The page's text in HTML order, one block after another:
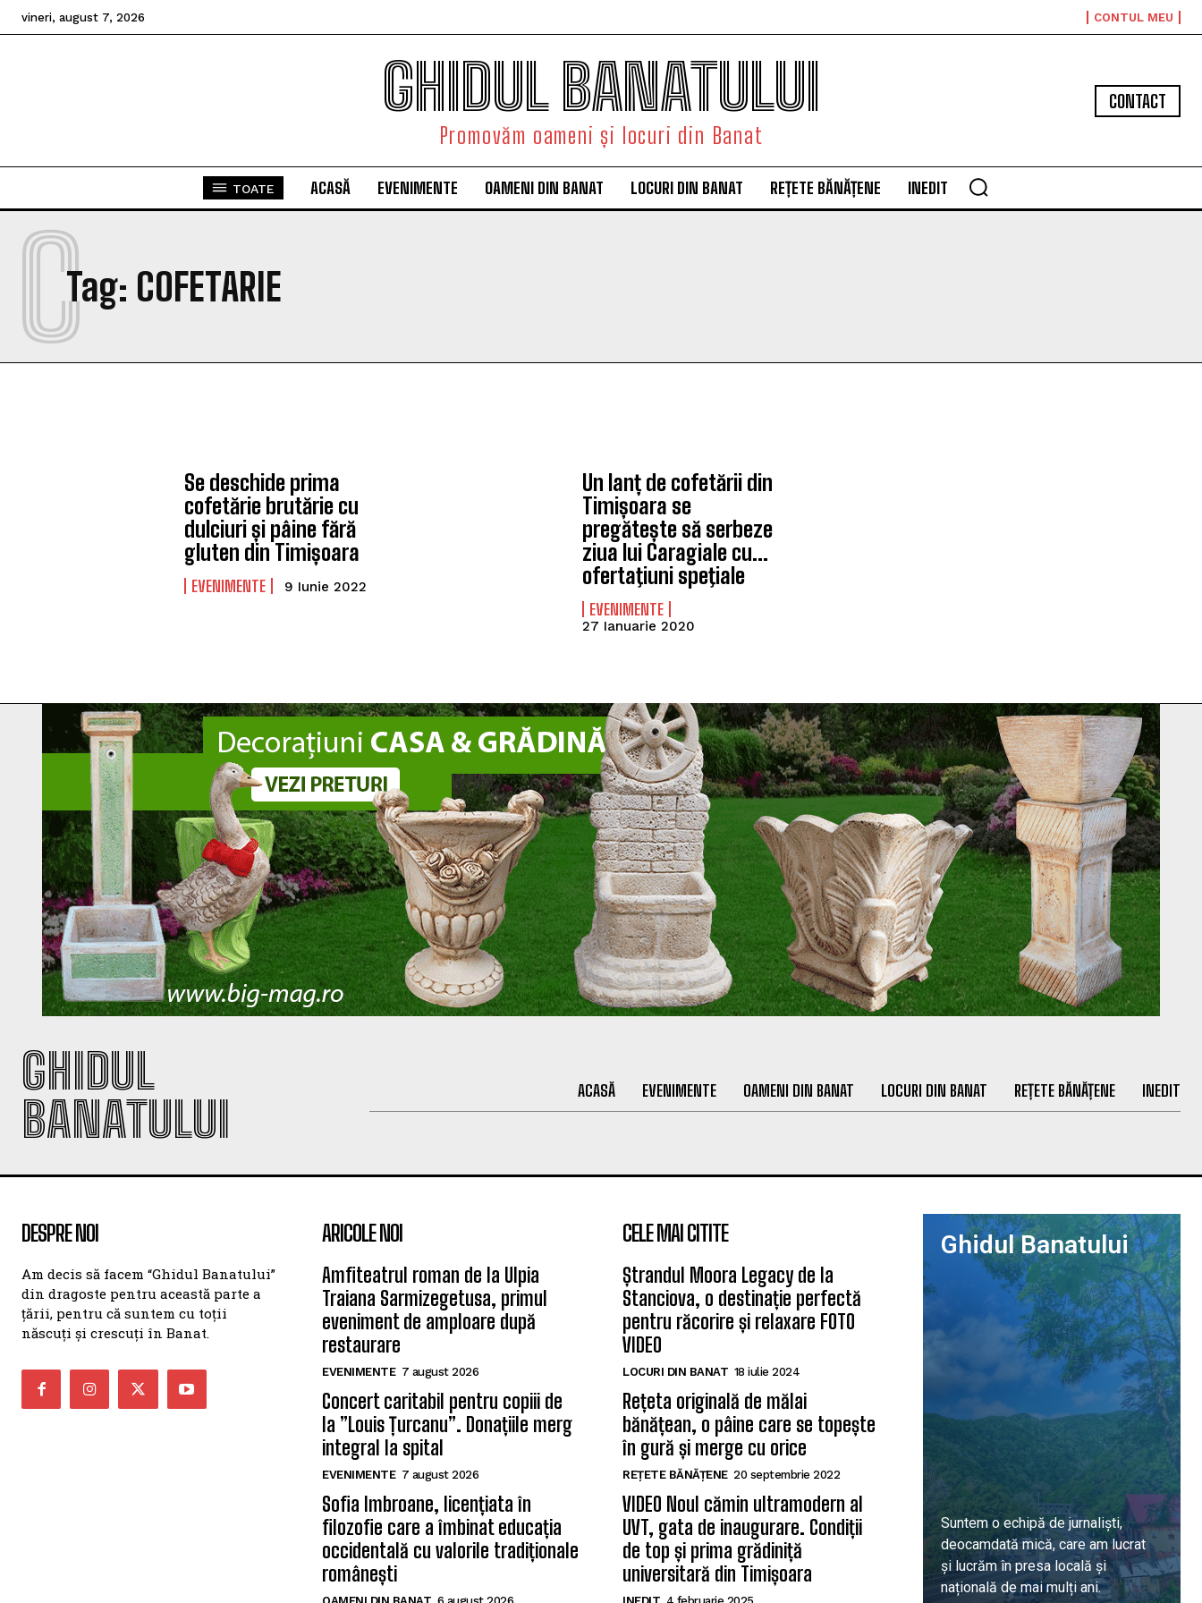
vineri, august 7, 2026 CONTUL MEU
GHIDUL BANATULUI
Promovăm oameni și locuri din Banat
CONTACT
TOATE ACASĂ EVENIMENTE OAMENI DIN BANAT LOCURI DIN BANAT REȚETE BĂNĂȚENE INEDIT
Tag: COFETARIE
C
Se deschide prima
cofetărie brutărie cu
dulciuri și pâine fără
gluten din Timișoara
EVENIMENTE 9 Iunie 2022
Un lanț de cofetării din
Timișoara se
pregătește să serbeze
ziua lui Caragiale cu…
ofertaţiuni speţiale
EVENIMENTE
27 Ianuarie 2020
GHIDUL
BANATULUI
ACASĂ EVENIMENTE OAMENI DIN BANAT LOCURI DIN BANAT REȚETE BĂNĂȚENE INEDIT
DESPRE NOI
Am decis să facem “Ghidul Banatului”
din dragoste pentru această parte a
țării, pentru că suntem cu toții
născuți și crescuți în Banat.
ARICOLE NOI
Amfiteatrul roman de la Ulpia
Traiana Sarmizegetusa, primul
eveniment de amploare după
restaurare
EVENIMENTE 7 august 2026
Concert caritabil pentru copiii de
la ”Louis Țurcanu”. Donațiile merg
integral la spital
EVENIMENTE 7 august 2026
Sofia Imbroane, licențiata în
filozofie care a îmbinat educația
occidentală cu valorile tradiționale
românești
CELE MAI CITITE
Ștrandul Moora Legacy de la
Stanciova, o destinație perfectă
pentru răcorire și relaxare FOTO
VIDEO
LOCURI DIN BANAT 18 iulie 2024
Rețeta originală de mălai
bănățean, o pâine care se topește
în gură și merge cu orice
REȚETE BĂNĂȚENE 20 septembrie 2022
VIDEO Noul cămin ultramodern al
UVT, gata de inaugurare. Condiții
de top și prima grădiniță
universitară din Timișoara
Ghidul Banatului
Suntem o echipă de jurnaliști,
deocamdată mică, care am lucrat
și lucrăm în presa locală și
națională de mai mulți ani.